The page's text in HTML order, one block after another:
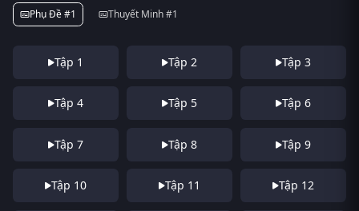
Phụ Đề #1 Thuyết Minh #1
Tập 1 Tập 2 Tập 3
Tập 4 Tập 5 Tập 6
Tập 7 Tập 8 Tập 9
Tập 10 Tập 11 Tập 12